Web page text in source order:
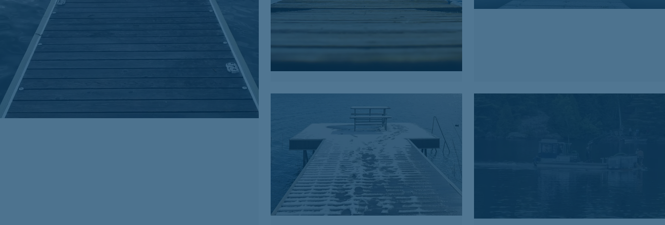
Restauration
Nos spécialistes s’affairent à redonner de
l’éclat à votre quai et allonger sa durée de
vie.